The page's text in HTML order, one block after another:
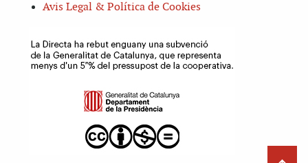
Avis Legal & Política de Cookies